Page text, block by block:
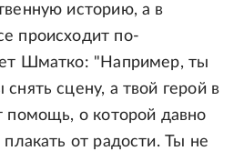
историю, а в
происходит по-
Шматко: "Например, ты
сцену, а твой герой в
помощь, о которой давно
от радости. Ты не